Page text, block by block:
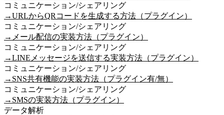
コミュニケーション/シェアリング
→URLからQRコードを生成する方法（プラグイン）
コミュニケーション/シェアリング
→ メール配信の実装方法（プラグイン）
コミュニケーション/シェアリング
→LINEメッセージを送信する実装方法（プラグイン）
コミュニケーション/シェアリング
→ SNS共有機能の実装方法（プラグイン有/無）
コミュニケーション/シェアリング
→ SMSの実装方法（プラグイン）
データ解析